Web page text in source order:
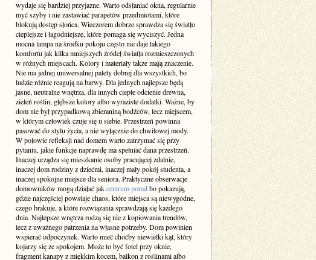
wydaje się bardziej przyjazne. Warto odsłaniać okna, regularnie
myć szyby i nie zastawiać parapetów przedmiotami, które
blokują dostęp słońca. Wieczorem dobrze sprawdza się światło
cieplejsze i łagodniejsze, które pomaga się wyciszyć. Jedna
mocna lampa na środku pokoju często nie daje takiego
komfortu jak kilka mniejszych źródeł światła rozmieszczonych
w różnych miejscach. Kolory i materiały także mają znaczenie.
Nie ma jednej uniwersalnej palety dobrej dla wszystkich, bo
ludzie różnie reagują na barwy. Dla jednych najlepsze będą
jasne, neutralne wnętrza, dla innych ciepłe odcienie drewna,
zieleń roślin, głębsze kolory albo wyraziste dodatki. Ważne, by
dom nie był przypadkową zbieraniną bodźców, lecz miejscem,
w którym człowiek czuje się u siebie. Przestrzeń powinna
pasować do stylu życia, a nie wyłącznie do chwilowej mody.
W połowie refleksji nad domem warto zatrzymać się przy
pytaniu, jakie funkcje naprawdę ma spełniać dana przestrzeń.
Inaczej urządza się mieszkanie osoby pracującej zdalnie,
inaczej dom rodziny z dziećmi, inaczej mały pokój studenta, a
inaczej spokojne miejsce dla seniora. Praktyczne obserwacje
domowników mogą działać jakcentrum poradbo pokazują,
gdzie najczęściej powstaje chaos, które miejsca są niewygodne,
czego brakuje, a które rozwiązania sprawdzają się każdego
dnia. Najlepsze wnętrza rodzą się nie z kopiowania trendów,
lecz z uważnego patrzenia na własne potrzeby. Dom powinien
wspierać odpoczynek. Warto mieć choćby niewielki kąt, który
kojarzy się ze spokojem. Może to być fotel przy oknie,
fragment kanapy z miękkim kocem, balkon z roślinami albo